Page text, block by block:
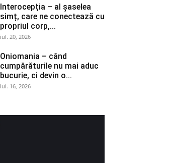
Interocepţia – al șaselea
simț, care ne conectează cu
propriul corp,...
iul. 20, 2026
Oniomania – când
cumpărăturile nu mai aduc
bucurie, ci devin o...
iul. 16, 2026